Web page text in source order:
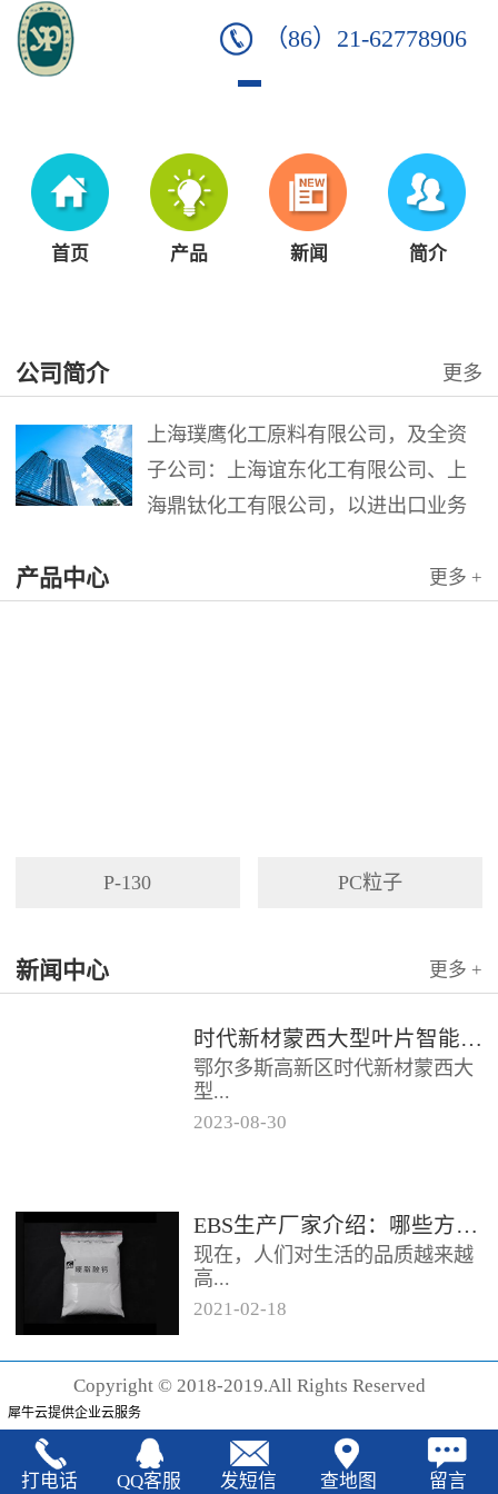
（86）21-62778906
首页 产品 新闻 简介
公司简介 更多
上海璞鹰化工原料有限公司，及全资
子公司：上海谊东化工有限公司、上
海鼎钛化工有限公司，以进出口业务
品。公司以其灵活的市场对策和创造
产品中心 更多 +
P-130 PC粒子
新闻中心 更多 +
时代新材蒙西大型叶片智能制造基地项目开工
鄂尔多斯高新区时代新材蒙西大
型...
分为...
2023-08-30
EBS生产厂家‍介绍：哪些方法可以验证EBS的润滑效果
现在，人们对生活的品质越来越
高...
声也越来越强烈，很多厂家在利
2021-02-18
Copyright © 2018-2019.All Rights Reserved
犀牛云提供企业云服务
打电话 QQ客服 发短信 查地图 留言